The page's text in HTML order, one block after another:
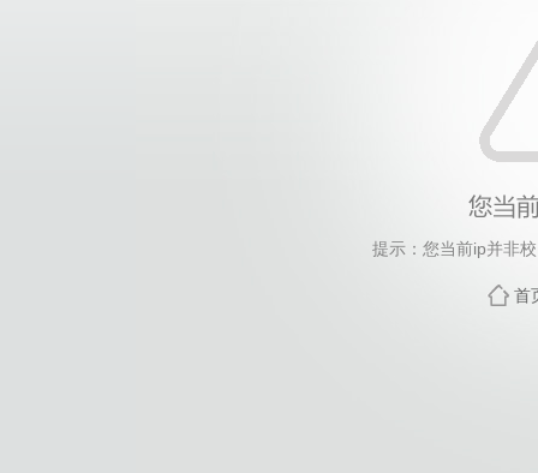
提示：您当前ip并非
首